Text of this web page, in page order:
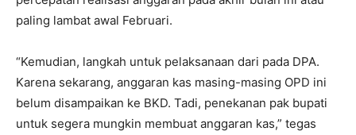
paling lambat awal Februari.
“Kemudian, langkah untuk pelaksanaan dari pada DPA.
Karena sekarang, anggaran kas masing-masing OPD ini
belum disampaikan ke BKD. Tadi, penekanan pak bupati
untuk segera mungkin membuat anggaran kas,” tegas